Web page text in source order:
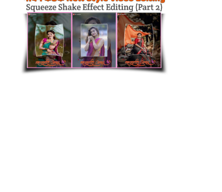
heroine
video
editing